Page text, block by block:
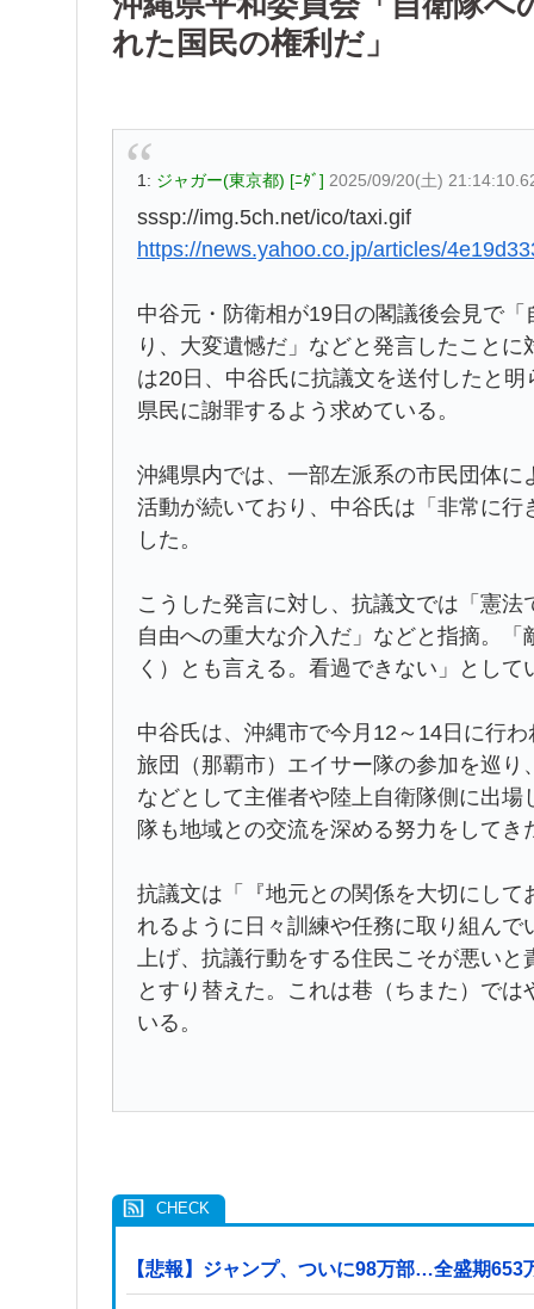
れた国民の権利だ」
1: ジャガー(東京都) [ﾆﾀﾞ] 2025/09/20(土)
sssp://img.5ch.net/ico/taxi.gif
https://news.yahoo.co.jp/articles/
中谷元・防衛相が19日の閣議後会見で
り、大変遺憾だ」などと発言したこと
は20日、中谷氏に抗議文を送付したと
県民に謝罪するよう求めている。
沖縄県内では、一部左派系の市民団体
活動が続いており、中谷氏は「非常に
した。
こうした発言に対し、抗議文では「憲
自由への重大な介入だ」などと指摘。
く）とも言える。看過できない」として
中谷氏は、沖縄市で今月12～14日に行
旅団（那覇市）エイサー隊の参加を巡
などとして主催者や陸上自衛隊側に出
隊も地域との交流を深める努力をして
抗議文は「『地元との関係を大切にし
れるように日々訓練や任務に取り組ん
上げ、抗議行動をする住民こそが悪い
とすり替えた。これは巷（ちまた）で
いる。
【悲報】ジャンプ、ついに98万部…全盛期653